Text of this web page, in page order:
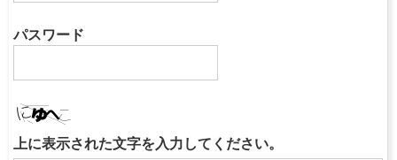
パスワード
上に表示された文字を入力してください。